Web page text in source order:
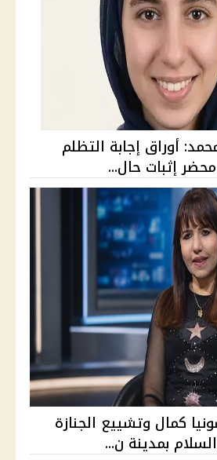
ريم محمد: أوراق إجابة التظلم
إثبات حال...
كمال وتشييع الجنازة
بمدينة ن...